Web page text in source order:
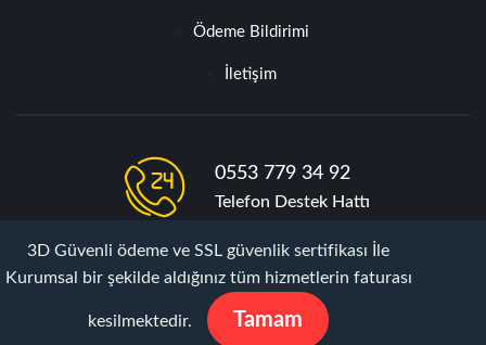
Ödeme Bildirimi
İletişim
0553 779 34 92
Telefon Destek Hattı
info@takipcipaket.com
Mail İletişimi
3D Güvenli ödeme ve SSL güvenlik sertifikası İle
Kurumsal bir şekilde aldığınız tüm hizmetlerin faturası
kesilmektedir. Tamam